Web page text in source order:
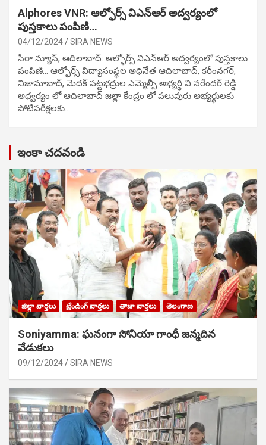
Alphores VNR: ఆల్ఫోర్స్ విఎన్ఆర్ అద్వర్యంలో
పుస్తకాలు పంపిణి…
04/12/2024 SIRA NEWS
సిరా న్యూస్, ఆదిలాబాద్: ఆల్ఫోర్స్ విఎన్ఆర్ అద్వర్యంలో పుస్తకాలు
పంపిణి… ఆల్ఫోర్స్ విద్యాసంస్థల అధినేత ఆదిలాబాద్, కరీంనగర్,
నిజామాబాద్, మెదక్ పట్టభద్రుల ఎమ్మెల్సీ అభ్యర్థి వి నరేందర్ రెడ్డి
అధ్వర్యం లో ఆదిలాబాద్ జిల్లా కేంద్రం లో పలువురు అభ్యర్థులకు
పోటిప‌రీక్ష‌ల‌కు…
ఇంకా చదవండి
జిల్లా వార్తలు ట్రేండింగ్ వార్తలు తాజా వార్తలు తెలంగాణ
Soniyamma: ఘ‌నంగా సోనియా గాంధీ జ‌న్మ‌దిన
వేడుక‌లు
09/12/2024 SIRA NEWS